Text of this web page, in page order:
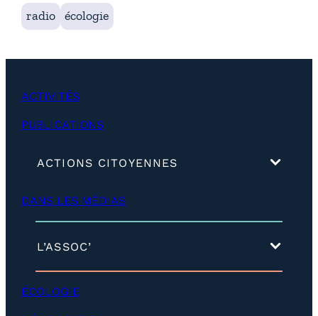
radio écologie
ACTIVITÉS
PUBLICATIONS
ACTIONS CITOYENNES
p
DANS LES MÉDIAS
L’ASSOC’
é
ÉCOLOGIE